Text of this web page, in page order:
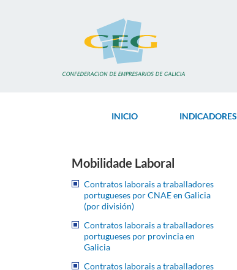
INICIO INDICADORES
Mobilidade Laboral
Contratos laborais a traballadores
portugueses por CNAE en Galicia
(por división)
Contratos laborais a traballadores
portugueses por provincia en
Galicia
Contratos laborais a traballadores